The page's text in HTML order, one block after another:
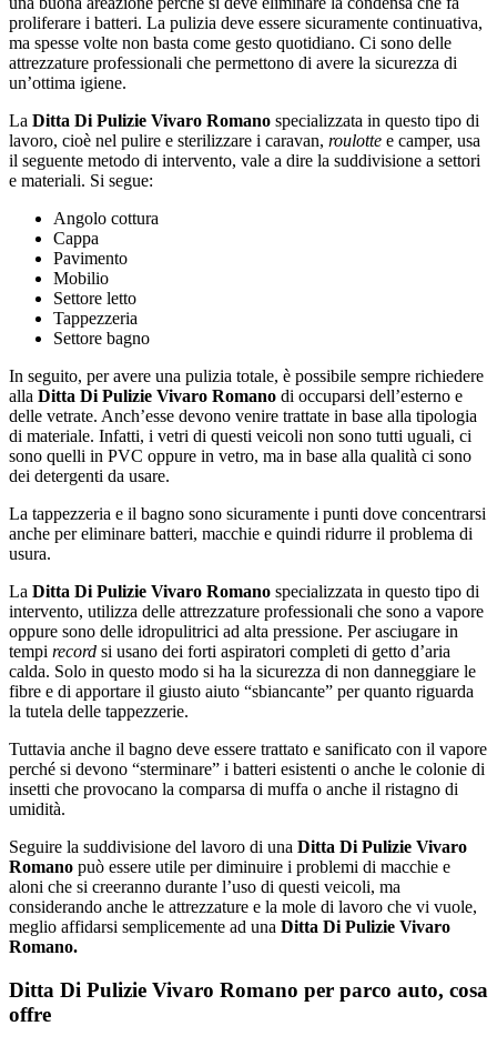
proliferare i batteri. La pulizia deve essere sicuramente continuativa,
ma spesse volte non basta come gesto quotidiano. Ci sono delle
attrezzature professionali che permettono di avere la sicurezza di
un’ottima igiene.
La Ditta Di Pulizie Vivaro Romano specializzata in questo tipo di
lavoro, cioè nel pulire e sterilizzare i caravan, roulotte e camper, usa
il seguente metodo di intervento, vale a dire la suddivisione a settori
e materiali. Si segue:
Angolo cottura
Cappa
Pavimento
Mobilio
Settore letto
Tappezzeria
Settore bagno
In seguito, per avere una pulizia totale, è possibile sempre richiedere
alla Ditta Di Pulizie Vivaro Romano di occuparsi dell’esterno e
delle vetrate. Anch’esse devono venire trattate in base alla tipologia
di materiale. Infatti, i vetri di questi veicoli non sono tutti uguali, ci
sono quelli in PVC oppure in vetro, ma in base alla qualità ci sono
dei detergenti da usare.
La tappezzeria e il bagno sono sicuramente i punti dove concentrarsi
anche per eliminare batteri, macchie e quindi ridurre il problema di
usura.
La Ditta Di Pulizie Vivaro Romano specializzata in questo tipo di
intervento, utilizza delle attrezzature professionali che sono a vapore
oppure sono delle idropulitrici ad alta pressione. Per asciugare in
tempi record si usano dei forti aspiratori completi di getto d’aria
calda. Solo in questo modo si ha la sicurezza di non danneggiare le
fibre e di apportare il giusto aiuto “sbiancante” per quanto riguarda
la tutela delle tappezzerie.
Tuttavia anche il bagno deve essere trattato e sanificato con il vapore
perché si devono “sterminare” i batteri esistenti o anche le colonie di
insetti che provocano la comparsa di muffa o anche il ristagno di
umidità.
Seguire la suddivisione del lavoro di una Ditta Di Pulizie Vivaro
Romano può essere utile per diminuire i problemi di macchie e
aloni che si creeranno durante l’uso di questi veicoli, ma
considerando anche le attrezzature e la mole di lavoro che vi vuole,
meglio affidarsi semplicemente ad una Ditta Di Pulizie Vivaro
Romano.
Ditta Di Pulizie Vivaro Romano per parco auto, cosa
offre